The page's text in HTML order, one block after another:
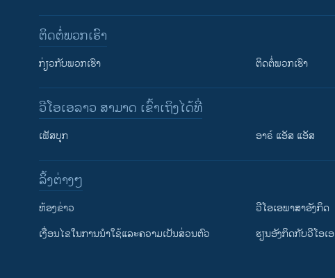
ຕິດຕາມພວກເຮົາ ທີ່
ຕິດຕໍ່ພວກເຮົາ
ກ່ຽວກັບພວກເຮົາ ຕິດຕໍ່ພວກເຮົາ
ວີໂອເອລາວ ສາມາດ ເຂົ້າເຖິງໄດ້ທີ່
ເຟັສບຸກ ອາຣ໌ ແອັສ ແອັສ
​ລິ້ງ​ຕ່າງໆ
​ຫ້ອງ​ຂ່າວ
​ເງື່ອນ​ໄຂ​ໃນ​ການ​ນຳ​ໃຊ້​ແລະຄວາມ​ເປັນ​ສ່​ວນ​ຕົວ
ວີ​ໂອ​ເອ​ພາ​ສາ​ອັງ​ກິດ
​ຮຽນ​ອັງ​ກິດ​ກັບ​ວີ​ໂອ​ເອ